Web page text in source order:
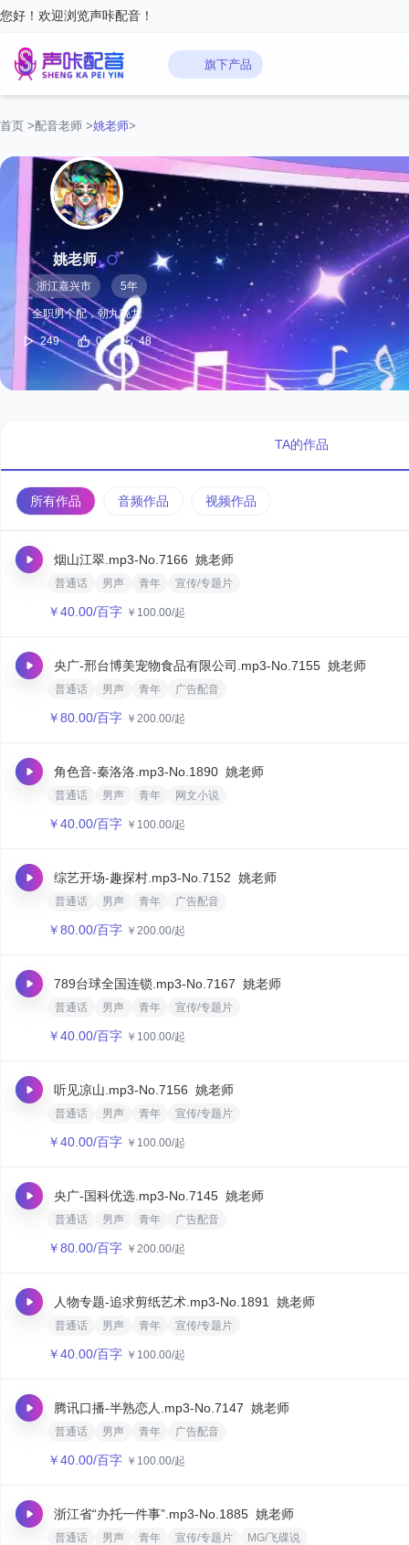
您好！欢迎浏览声咔配音！
旗下产品
首页 >配音老师 >姚老师>
姚老师
浙江嘉兴市 5年
全职男个配，朝九晚九
249 0 48
TA的作品
所有作品 音频作品 视频作品
烟山江翠.mp3-No.7166 姚老师
普通话 男声 青年 宣传/专题片
￥40.00/百字 ￥ 100.00/起
央广-邢台博美宠物食品有限公司.mp3-No.7155 姚老师
普通话 男声 青年 广告配音
￥80.00/百字 ￥ 200.00/起
角色音-秦洛洛.mp3-No.1890 姚老师
普通话 男声 青年 网文小说
￥40.00/百字 ￥ 100.00/起
综艺开场-趣探村.mp3-No.7152 姚老师
普通话 男声 青年 广告配音
￥80.00/百字 ￥ 200.00/起
789台球全国连锁.mp3-No.7167 姚老师
普通话 男声 青年 宣传/专题片
￥40.00/百字 ￥ 100.00/起
听见凉山.mp3-No.7156 姚老师
普通话 男声 青年 宣传/专题片
￥40.00/百字 ￥ 100.00/起
央广-国科优选.mp3-No.7145 姚老师
普通话 男声 青年 广告配音
￥80.00/百字 ￥ 200.00/起
人物专题-追求剪纸艺术.mp3-No.1891 姚老师
普通话 男声 青年 宣传/专题片
￥40.00/百字 ￥ 100.00/起
腾讯口播-半熟恋人.mp3-No.7147 姚老师
普通话 男声 青年 广告配音
￥40.00/百字 ￥ 100.00/起
浙江省“办托一件事”.mp3-No.1885 姚老师
普通话 男声 青年 宣传/专题片 MG/飞碟说